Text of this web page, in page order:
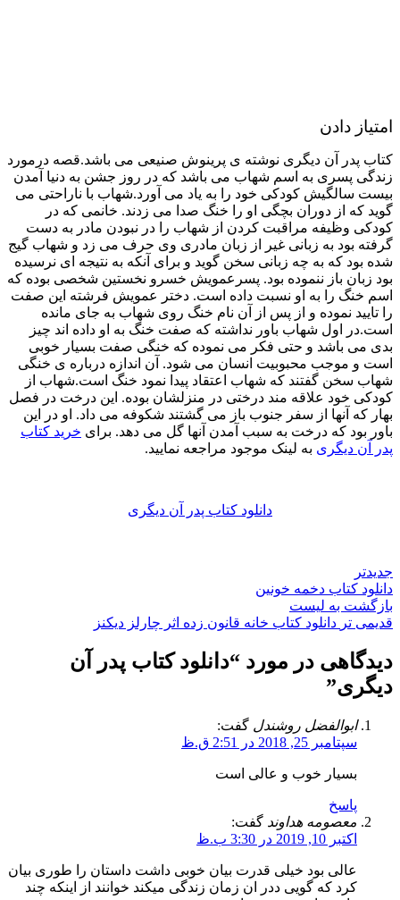
امتیاز دادن
کتاب پدر آن دیگری نوشته ی پرینوش صنیعی می باشد.قصه درمورد
زندگی پسری به اسم شهاب می باشد که در روز جشن به دنیا آمدن
بیست سالگیش کودکی خود را به یاد می آورد.شهاب با ناراحتی می
گوید که از دوران بچگی او را خنگ صدا می زدند. خانمی که در
کودکی وظیفه مراقبت کردن از شهاب را در نبودن مادر به دست
گرفته بود به زبانی غیر از زبان مادری وی حرف می زد و شهاب گیج
شده بود که به چه زبانی سخن گوید و برای آنکه به نتیجه ای نرسیده
بود زبان باز ننموده بود. پسرعمویش خسرو نخستین شخصی بوده که
اسم خنگ را به او نسبت داده است. دختر عمویش فرشته این صفت
را تایید نموده و از پس از آن نام خنگ روی شهاب به جای مانده
است.در اول شهاب باور نداشته که صفت خنگ به او داده اند چیز
بدی می باشد و حتی فکر می نموده که خنگی صفت بسیار خوبی
است و موجب محبوبیت انسان می شود. آن اندازه درباره ی خنگی
شهاب سخن گفتند که شهاب اعتقاد پیدا نمود خنگ است.شهاب از
کودکی خود علاقه مند درختی در منزلشان بوده. این درخت در فصل
بهار که آنها از سفر جنوب باز می گشتند شکوفه می داد. او در این
باور بود که درخت به سبب آمدن آنها گل می دهد. برای خرید کتاب
پدر آن دیگری به لینک موجود مراجعه نمایید.
دانلود کتاب پدر آن دیگری
جدیدتر
دانلود کتاب دخمه خونین
بازگشت به لیست
قدیمی تر دانلود کتاب خانه قانون زده اثر چارلز دیکنز
دیدگاهی در مورد “دانلود کتاب پدر آن
دیگری”
ابوالفضل روشندل گفت:
سپتامبر 25, 2018 در 2:51 ق.ظ
بسیار خوب و عالی است
پاسخ
معصومه هداوند گفت:
اکتبر 10, 2019 در 3:30 ب.ظ
عالی بود خیلی قدرت بیان خوبی داشت داستان را طوری بیان
کرد که گویی ددر ان زمان زندگی میکند خوانند از اینکه چند